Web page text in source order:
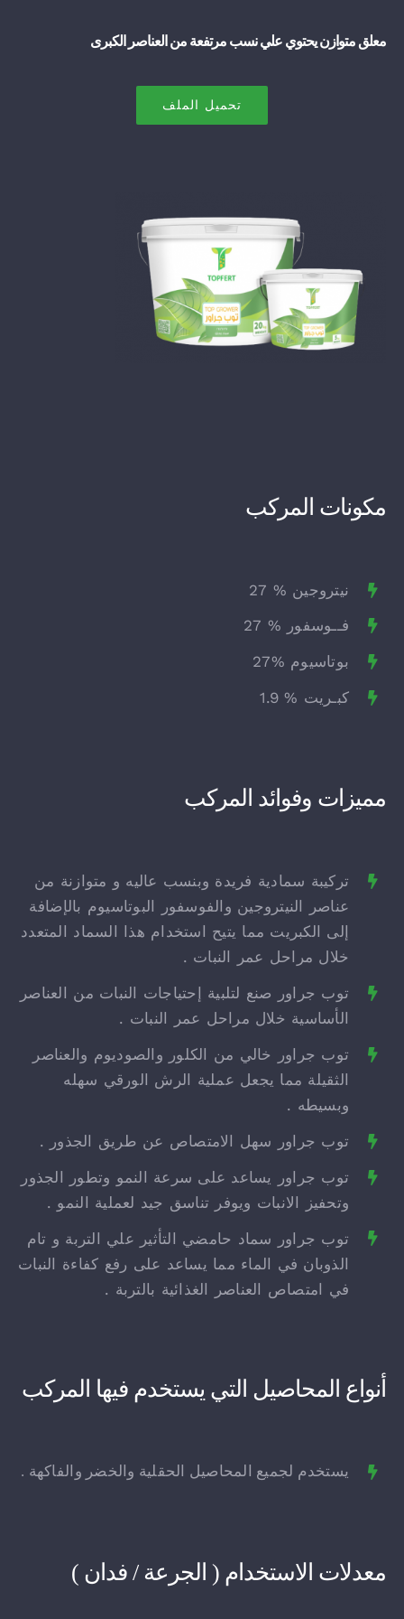
معلق متوازن يحتوي علي نسب مرتفعة من العناصر الكبرى
تحميل الملف
مكونات المركب
نيتروجين % 27
فــوسفور % 27
بوتاسيوم %27
كبـريت % 1.9
مميزات وفوائد المركب
تركيبة سمادية فريدة وبنسب عاليه و متوازنة من
عناصر النيتروجين والفوسفور البوتاسيوم بالإضافة
إلى الكبريت مما يتيح استخدام هذا السماد المتعدد
خلال مراحل عمر النبات .
توب جراور صنع لتلبية إحتياجات النبات من العناصر
الأساسية خلال مراحل عمر النبات .
توب جراور خالي من الكلور والصوديوم والعناصر
الثقيلة مما يجعل عملية الرش الورقي سهله
وبسيطه .
توب جراور سهل الامتصاص عن طريق الجذور .
توب جراور يساعد على سرعة النمو وتطور الجذور
وتحفيز الانبات ويوفر تناسق جيد لعملية النمو .
توب جراور سماد حامضي التأثير علي التربة و تام
الذوبان في الماء مما يساعد على رفع كفاءة النبات
في امتصاص العناصر الغذائية بالتربة .
أنواع المحاصيل التي يستخدم فيها المركب
يستخدم لجميع المحاصيل الحقلية والخضر والفاكهة .
معدلات الاستخدام ( الجرعة / فدان )